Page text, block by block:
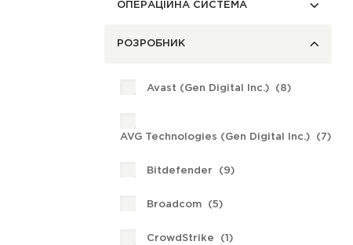
ОПЕРАЦІЙНА СИСТЕМА
РОЗРОБНИК
Avast (Gen Digital Inc.) (8)
AVG Technologies (Gen Digital Inc.) (7)
Bitdefender (9)
Broadcom (5)
CrowdStrike (1 )